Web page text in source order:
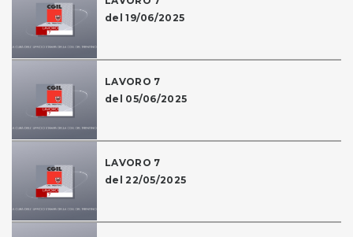
del 19/06/2025
LAVORO 7
del 05/06/2025
LAVORO 7
del 22/05/2025